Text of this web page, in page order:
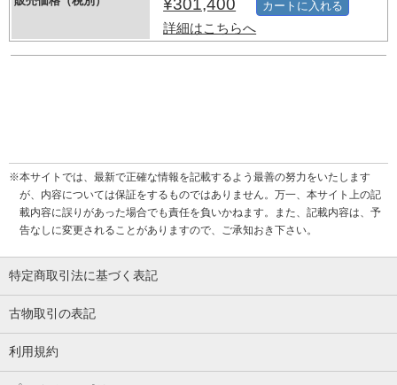
¥301,400
詳細はこちらへ
カートに入れる
※本サイトでは、最新で正確な情報を記載するよう最善の努力をいたします
が、内容については保証をするものではありません。万一、本サイト上の記
載内容に誤りがあった場合でも責任を負いかねます。また、記載内容は、予
告なしに変更されることがありますので、ご承知おき下さい。
特定商取引法に基づく表記
古物取引の表記
利用規約